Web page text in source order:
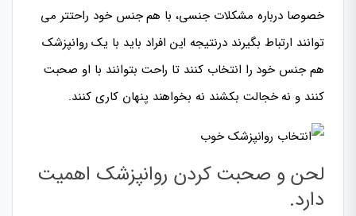
خصوصا درباره مشکلات جنسی، با هم جنس خود راحتتر می
توانند ارتباط بگیرند درنتیجه این افراد باید با یک روانپزشک
هم جنس خود را انتخاب کنند تا راحت بتوانند با او صحبت
کنند و نه خجالت بکشند نه بخواهند پنهان کاری کنند.
لحن و صحبت کردن روانپزشک اهمیت
دارد.